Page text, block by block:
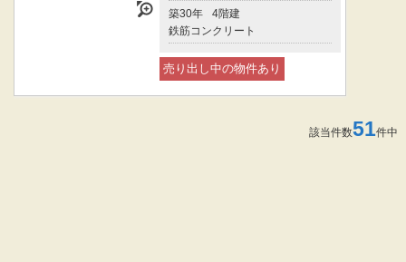
築30年
4階建
鉄筋コンクリート
売り出し中の物件あり
該当件数51件中